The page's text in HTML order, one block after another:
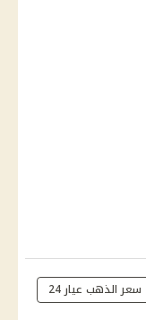
سعر الذهب عيار 24